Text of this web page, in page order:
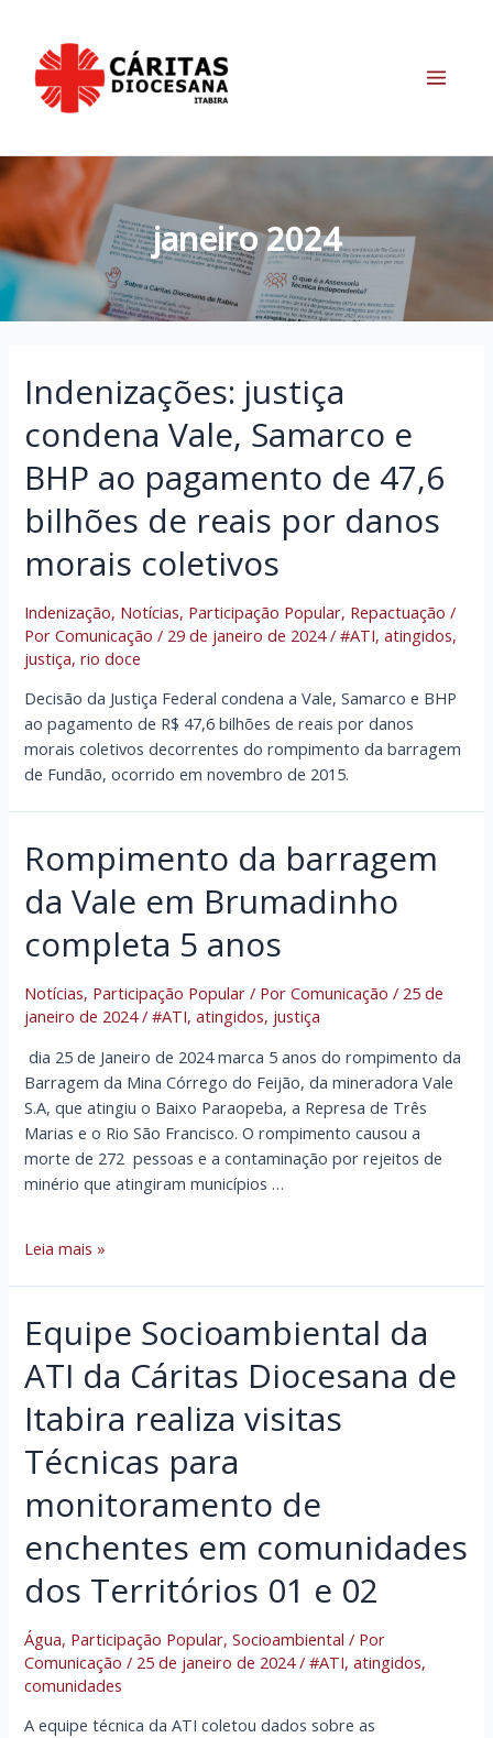
conteúdo
janeiro 2024
Indenizações: justiça
condena Vale, Samarco e
BHP ao pagamento de 47,6
bilhões de reais por danos
morais coletivos
Indenização, Notícias, Participação Popular, Repactuação /
PorComunicação/ 29 de janeiro de 2024/#ATI,atingidos,
justiça,rio doce
Decisão da Justiça Federal condena a Vale, Samarco e BHP
ao pagamento de R$ 47,6 bilhões de reais por danos
morais coletivos decorrentes do rompimento da barragem
de Fundão, ocorrido em novembro de 2015.
Rompimento da barragem
da Vale em Brumadinho
completa 5 anos
Notícias, Participação Popular / PorComunicação/ 25 de
janeiro de 2024/#ATI,atingidos, justiça
dia 25 de Janeiro de 2024 marca 5 anos do rompimento da
Barragem da Mina Córrego do Feijão, da mineradora Vale
S.A, que atingiu o Baixo Paraopeba, a Represa de Três
Marias e o Rio São Francisco. O rompimento causou a
morte de 272 pessoas e a contaminação por rejeitos de
minério que atingiram municípios …
Rompimento
da
Vale
em
completa
5
anos
Leia mais »
Equipe Socioambiental da
ATI da Cáritas Diocesana de
Itabira realiza visitas
Técnicas para
monitoramento de
enchentes em comunidades
dos Territórios 01 e 02
Água, Participação Popular,Socioambiental / Por
Comunicação/ 25 de janeiro de 2024/#ATI,atingidos,
comunidades
A equipe técnica da ATI coletou dados sobre as